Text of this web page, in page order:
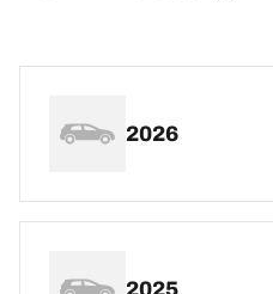
2026
2025